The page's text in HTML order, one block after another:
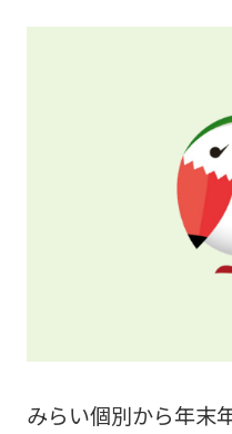
みらい個別から年末